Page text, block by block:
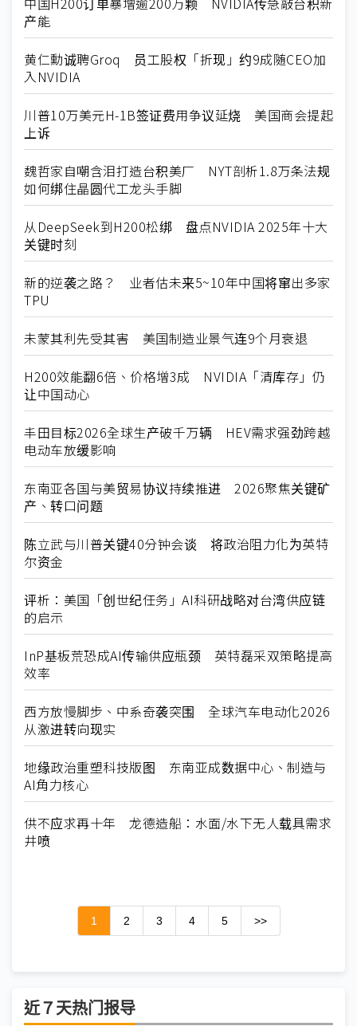
产能
黄仁勳诚聘Groq 员工股权「折现」约9成随CEO加
入NVIDIA
川普10万美元H-1B签证费用争议延烧 美国商会提起
上诉
魏哲家自嘲含泪打造台积美厂 NYT剖析1.8万条法规
如何绑住晶圆代工龙头手脚
从DeepSeek到H200松绑 盘点NVIDIA 2025年十大
关键时刻
新的逆袭之路？ 业者估未来5~10年中国将窜出多家
TPU
未蒙其利先受其害 美国制造业景气连9个月衰退
H200效能翻6倍、价格增3成 NVIDIA「清库存」仍
让中国动心
丰田目标2026全球生产破千万辆 HEV需求强劲跨越
电动车放缓影响
东南亚各国与美贸易协议持续推进 2026聚焦关键矿
产、转口问题
陈立武与川普关键40分钟会谈 将政治阻力化为英特
尔资金
评析：美国「创世纪任务」AI科研战略对台湾供应链
的启示
InP基板荒恐成AI传输供应瓶颈 英特磊采双策略提高
效率
西方放慢脚步、中系奇袭突围 全球汽车电动化2026
从激进转向现实
地缘政治重塑科技版图 东南亚成数据中心、制造与
AI角力核心
供不应求再十年 龙德造船：水面/水下无人载具需求
井喷
1 2 3 4 5 >>
近７天热门报导